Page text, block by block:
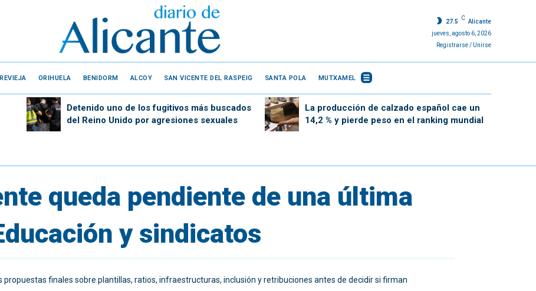
27.5
C
Alicante
jueves, agosto 6, 2026
Registrarse / Unirse
ORIHUELA BENIDORM ALCOY SAN VICENTE DEL RASPEIG SANTA POLA MUTXAMEL
Detenido uno de los fugitivos más buscados
del Reino Unido por agresiones sexuales
La producción de calzado español cae un
14,2 % y pierde peso en el ranking mundial
queda pendiente de una última
y sindicatos
propuestas finales sobre plantillas, ratios, infraestructuras, inclusión y retribuciones antes de decidir si firman